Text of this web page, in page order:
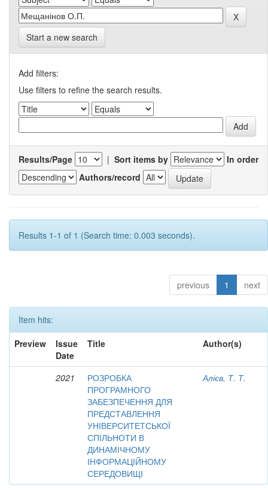
Start a new search
Add filters:
Use filters to refine the search results.
Results/Page | Sort items by
In order
Authors/record
Results 1-1 of 1 (Search time: 0.003 seconds).
previous 1 next
Item hits:
Preview
Issue
Date
Title Author(s)
2021
РОЗРОБКА
ПРОГРАМНОГО
ЗАБЕЗПЕЧЕННЯ ДЛЯ
ПРЕДСТАВЛЕННЯ
УНІВЕРСИТЕТСЬКОЇ
СПІЛЬНОТИ В
ДИНАМІЧНОМУ
ІНФОРМАЦІЙНОМУ
СЕРЕДОВИЩІ
Алієв, Т. Т.